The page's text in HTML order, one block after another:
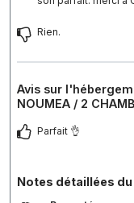
Rien.
Avis sur
NOUMEA / 2
Parfait 👌
Notes détaillées